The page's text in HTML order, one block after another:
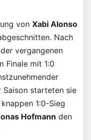
von Xabi Alonso
Nach
vergangenen
Finale mit 1:0
starteten sie
1:0-Sieg
Hofmann den